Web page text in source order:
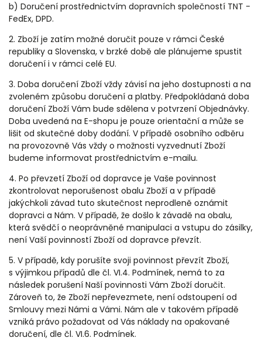
b) Doručení prostřednictvím dopravních společností TNT -
FedEx, DPD.
2. Zboží je zatím možné doručit pouze v rámci České
republiky a Slovenska, v brzké době ale plánujeme spustit
doručení i v rámci celé EU.
3. Doba doručení Zboží vždy závisí na jeho dostupnosti a na
zvoleném způsobu doručení a platby. Předpokládaná doba
doručení Zboží Vám bude sdělena v potvrzení Objednávky.
Doba uvedená na E-shopu je pouze orientační a může se
lišit od skutečné doby dodání. V případě osobního odběru
na provozovně Vás vždy o možnosti vyzvednutí Zboží
budeme informovat prostřednictvím e-mailu.
4. Po převzetí Zboží od dopravce je Vaše povinnost
zkontrolovat neporušenost obalu Zboží a v případě
jakýchkoli závad tuto skutečnost neprodleně oznámit
dopravci a Nám. V případě, že došlo k závadě na obalu,
která svědčí o neoprávněné manipulaci a vstupu do zásilky,
není Vaší povinností Zboží od dopravce převzít.
5. V případě, kdy porušíte svoji povinnost převzít Zboží,
s výjimkou případů dle čl. VI.4. Podmínek, nemá to za
následek porušení Naší povinnosti Vám Zboží doručit.
Zároveň to, že Zboží nepřevezmete, není odstoupení od
Smlouvy mezi Námi a Vámi. Nám ale v takovém případě
vzniká právo požadovat od Vás náklady na opakované
doručení, dle čl. VI.6. Podmínek.